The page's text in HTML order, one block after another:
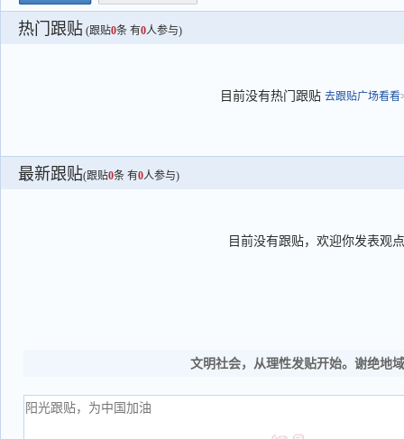
热门跟贴 (跟贴0条 有0人参与)
目前没有热门跟贴 去跟贴广场看看
最新跟贴(跟贴0条 有0人参与)
目前没有跟贴，欢迎你发表观点
文明社会，从理性发贴开始。谢绝地